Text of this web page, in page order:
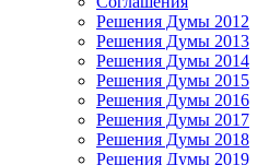
Решения Думы 2012
Решения Думы 2013
Решения Думы 2014
Решения Думы 2015
Решения Думы 2016
Решения Думы 2017
Решения Думы 2018
Решения Думы 2019